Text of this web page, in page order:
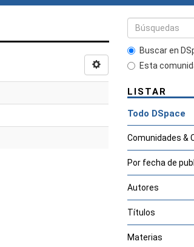
Buscar en
Esta
LISTAR
Todo DSpace
Comunidades &
Por fecha de
Autores
Títulos
Materias